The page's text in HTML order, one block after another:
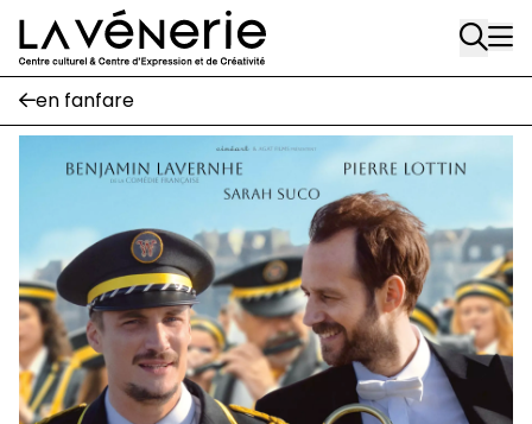
Aller au contenu principal
Place Gilson, 3
1170 Watermael-Boitsfort
02 663 85 50
Journal Vénerie- version papier
AA
en fanfare